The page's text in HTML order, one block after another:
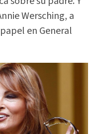
Wersching, a
en General